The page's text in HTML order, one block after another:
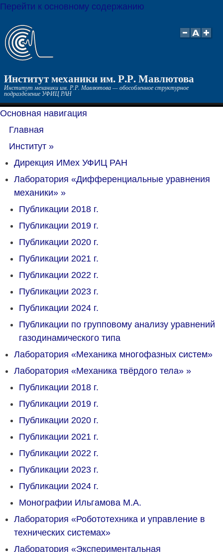
Перейти к основному содержанию
Институт механики им. Р.Р. Мавлютова
Институт механики им. Р.Р. Мавлютова — обособленное структурное
подразделение УФИЦ РАН
Основная навигация
Главная
Институт »
Дирекция ИМех УФИЦ РАН
Лаборатория «Дифференциальные уравнения
механики» »
Публикации 2018 г.
Публикации 2019 г.
Публикации 2020 г.
Публикации 2021 г.
Публикации 2022 г.
Публикации 2023 г.
Публикации 2024 г.
Публикации по групповому анализу уравнений
газодинамического типа
Лаборатория «Механика многофазных систем»
Лаборатория «Механика твёрдого тела» »
Публикации 2018 г.
Публикации 2019 г.
Публикации 2020 г.
Публикации 2021 г.
Публикации 2022 г.
Публикации 2023 г.
Публикации 2024 г.
Монографии Ильгамова М.А.
Лаборатория «Робототехника и управление в
технических системах»
Лаборатория «Экспериментальная